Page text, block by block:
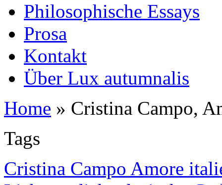
Philosophische Essays
Prosa
Kontakt
Über Lux autumnalis
Home » Cristina Campo,
Tags
Cristina Campo Amore